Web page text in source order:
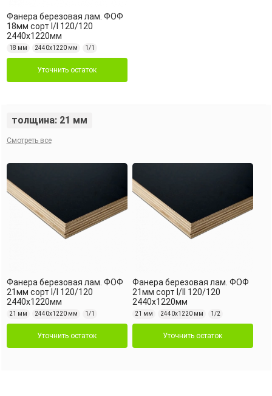
Фанера березовая лам. ФОФ
18мм сорт I/I 120/120
2440х1220мм
18 мм 2440х1220 мм 1/1
Уточнить остаток
толщина: 21 мм
Смотреть все
Фанера березовая лам. ФОФ
21мм сорт I/I 120/120
2440х1220мм
21 мм 2440х1220 мм 1/1
Уточнить остаток
Фанера березовая лам. ФОФ
21мм сорт I/II 120/120
2440х1220мм
21 мм 2440х1220 мм 1/2
Уточнить остаток